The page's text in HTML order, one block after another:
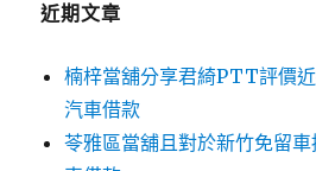
近期文章
楠梓當舖分享君綺PTT評價
汽車借款
苓雅區當舖且對於新竹免留